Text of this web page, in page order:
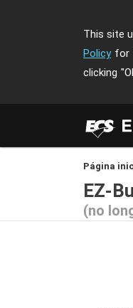
This site
Policy for
clicking
Página
EZ-
(no